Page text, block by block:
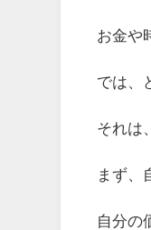
お金や
では、
それは
まず、
自分の